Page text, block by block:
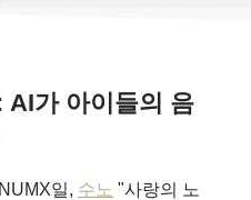
AI가 아이들의 음
일, 수노 "사랑의 노